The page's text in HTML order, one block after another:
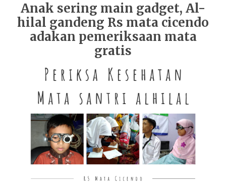
Anak sering main gadget, Al-
hilal gandeng Rs mata cicendo
adakan pemeriksaan mata
gratis